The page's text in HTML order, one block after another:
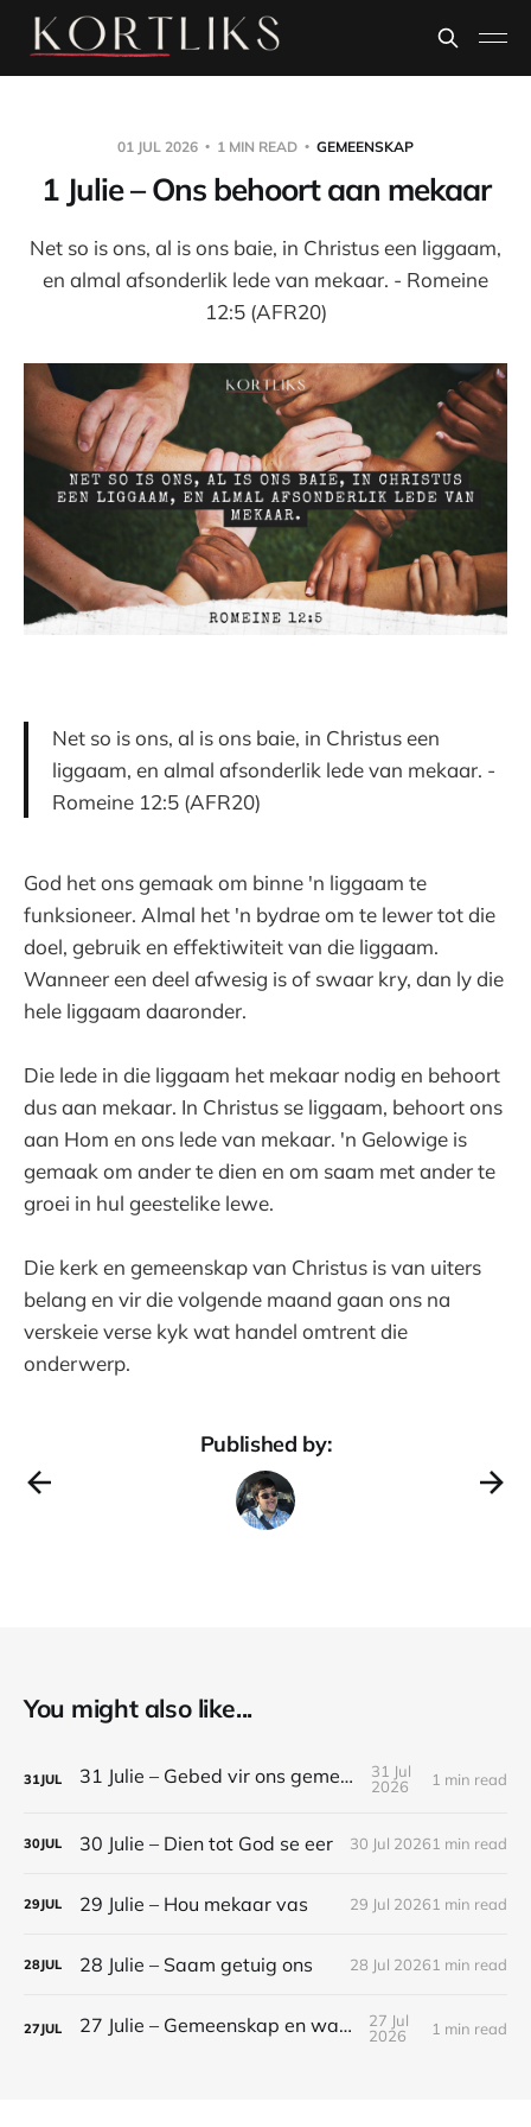
01 JUL 2026 1 MIN READ GEMEENSKAP
1 Julie – Ons behoort aan mekaar
Net so is ons, al is ons baie, in Christus een liggaam,
en almal afsonderlik lede van mekaar. - Romeine
12:5 (AFR20)
Net so is ons, al is ons baie, in Christus een
liggaam, en almal afsonderlik lede van mekaar. -
Romeine 12:5 (AFR20)
God het ons gemaak om binne 'n liggaam te
funksioneer. Almal het 'n bydrae om te lewer tot die
doel, gebruik en effektiwiteit van die liggaam.
Wanneer een deel afwesig is of swaar kry, dan ly die
hele liggaam daaronder.
Die lede in die liggaam het mekaar nodig en behoort
dus aan mekaar. In Christus se liggaam, behoort ons
aan Hom en ons lede van mekaar. 'n Gelowige is
gemaak om ander te dien en om saam met ander te
groei in hul geestelike lewe.
Die kerk en gemeenskap van Christus is van uiters
belang en vir die volgende maand gaan ons na
verskeie verse kyk wat handel omtrent die
onderwerp.
Published by:
You might also like...
31JUL 31 Julie – Gebed vir ons gemeenskap
31 Jul
2026
1 min read
30JUL 30 Julie – Dien tot God se eer 30 Jul 20261 min read
29JUL 29 Julie – Hou mekaar vas 29 Jul 20261 min read
28JUL 28 Julie – Saam getuig ons 28 Jul 20261 min read
27JUL 27 Julie – Gemeenskap en waarheid
27 Jul
2026
1 min read